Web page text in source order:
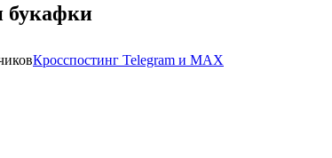
букафки
Кросспостинг Telegram и MAX